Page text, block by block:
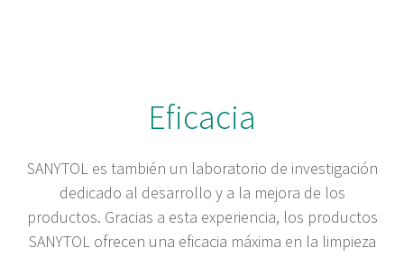
Eficacia
SANYTOL es también un laboratorio de investigación
dedicado al desarrollo y a la mejora de los
productos. Gracias a esta experiencia, los productos
SANYTOL ofrecen una eficacia máxima en la limpieza